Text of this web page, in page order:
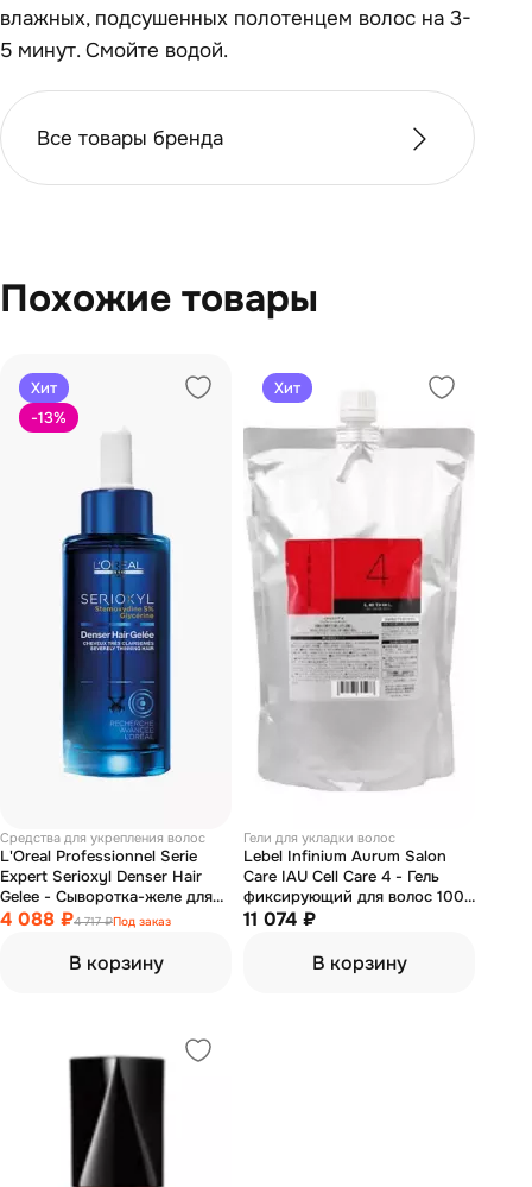
влажных, подсушенных полотенцем волос на 3-
5 минут. Смойте водой.
Все товары бренда
Похожие товары
Хит
-13%
Средства для укрепления волос
L'Oreal Professionnel Serie
Expert Serioxyl Denser Hair
Gelee - Сыворотка-желе для
густоты волос 90 мл
4 088 ₽4 717 ₽Под заказ
В корзину
Хит
Гели для укладки волос
Lebel Infinium Aurum Salon
Care IAU Cell Care 4 - Гель
фиксирующий для волос 1000
мл
11 074 ₽
В корзину